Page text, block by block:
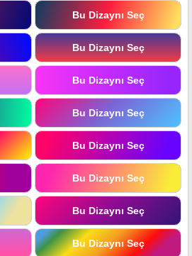
Bu Dizaynı Seç
Bu Dizaynı Seç
Bu Dizaynı Seç
Bu Dizaynı Seç
Bu Dizaynı Seç
Bu Dizaynı Seç
Bu Dizaynı Seç
Bu Dizaynı Seç